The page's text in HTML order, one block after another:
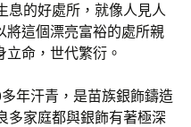
息的好處所，就像人見人
將這個漂亮富裕的處所親
立命，世代繁衍。
年汗青，是苗族銀飾鑄造
多家庭都與銀飾有著極深